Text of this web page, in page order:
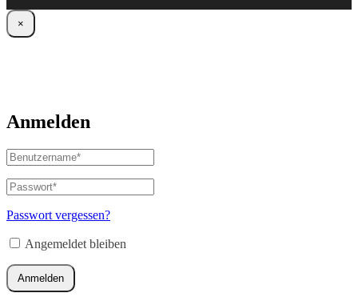
×
Anmelden
Benutzername
oder
E-
Mail-
Adresse*
Passwort*
Erforderlich
Passwort vergessen?
Angemeldet bleiben
Anmelden